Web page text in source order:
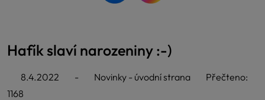
Hafík slaví narozeniny :-)
8.4.2022 - Novinky - úvodní strana
Přečteno:
1168